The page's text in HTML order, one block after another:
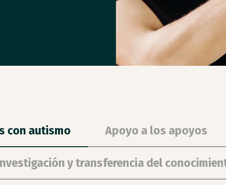
con autismo Apoyo a los apoyos
y transferencia del